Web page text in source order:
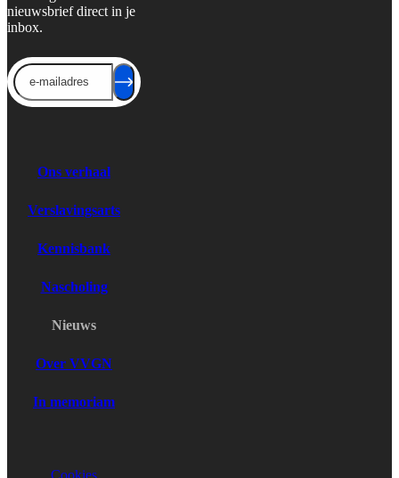
nieuwsbrief direct in je
inbox.
Ons verhaal
Verslavingsarts
Kennisbank
Nascholing
Nieuws
Over VVGN
In memoriam
Cookies